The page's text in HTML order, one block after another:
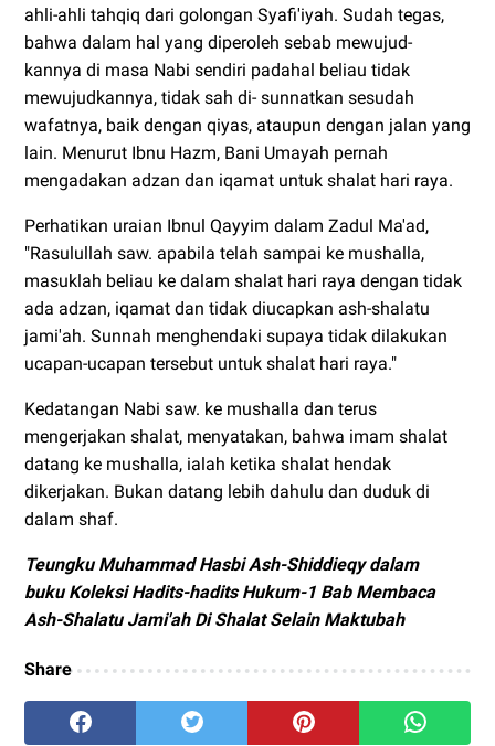
ahli-ahli tahqiq dari golongan Syafi'iyah. Sudah tegas,
bahwa dalam hal yang diperoleh sebab mewujud-
kannya di masa Nabi sendiri padahal beliau tidak
mewujudkannya, tidak sah di- sunnatkan sesudah
wafatnya, baik dengan qiyas, ataupun dengan jalan yang
lain. Menurut Ibnu Hazm, Bani Umayah pernah
mengadakan adzan dan iqamat untuk shalat hari raya.
Perhatikan uraian Ibnul Qayyim dalam Zadul Ma'ad,
"Rasulullah saw. apabila telah sampai ke mushalla,
masuklah beliau ke dalam shalat hari raya dengan tidak
ada adzan, iqamat dan tidak diucapkan ash-shalatu
jami'ah. Sunnah menghendaki supaya tidak dilakukan
ucapan-ucapan tersebut untuk shalat hari raya."
Kedatangan Nabi saw. ke mushalla dan terus
mengerjakan shalat, menyatakan, bahwa imam shalat
datang ke mushalla, ialah ketika shalat hendak
dikerjakan. Bukan datang lebih dahulu dan duduk di
dalam shaf.
Teungku Muhammad Hasbi Ash-Shiddieqy dalam
bukuKoleksi Hadits-hadits Hukum-1 Bab Membaca
Ash-Shalatu Jami'ah Di Shalat Selain Maktubah
Share